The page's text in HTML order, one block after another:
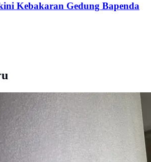
Kebakaran Gedung Bapenda